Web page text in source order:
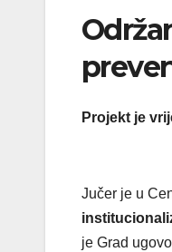
Projekt je
Jučer je u
je Grad